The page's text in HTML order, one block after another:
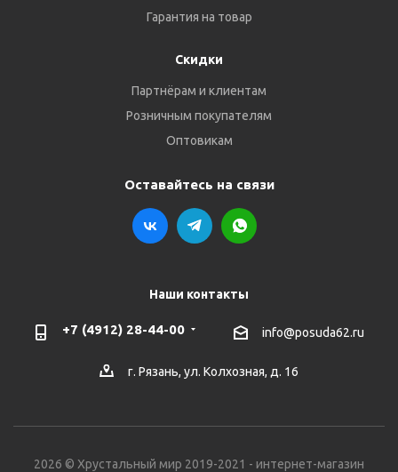
Гарантия на товар
Скидки
Партнёрам и клиентам
Розничным покупателям
Оптовикам
Оставайтесь на связи
Наши контакты
+7 (4912) 28-44-00 info@posuda62.ru
г. Рязань, ул. Колхозная, д. 16
2026 © Хрустальный мир 2019-2021 - интернет-магазин